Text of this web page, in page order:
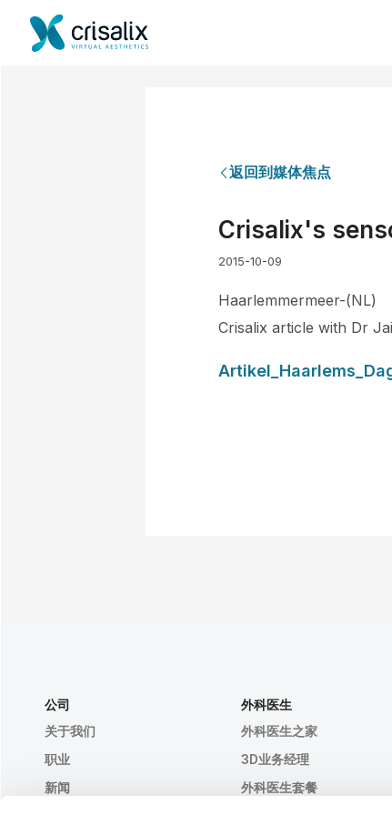
返回到媒体焦点
Crisalix's
2015-10-09
Haarlemmermeer-(NL)
Crisalix article with Dr
公司
关于我们
职业
新闻
外科医生
外科医生之家
3D业务经理
外科医生套餐